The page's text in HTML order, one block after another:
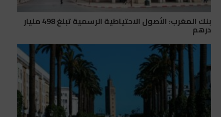
بنك المغرب: الأصول الاحتياطية الرسمية تبلغ 498 مليار
درهم